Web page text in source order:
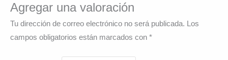
Agregar una valoración
Tu dirección de correo electrónico no será publicada. Los
campos obligatorios están marcados con *